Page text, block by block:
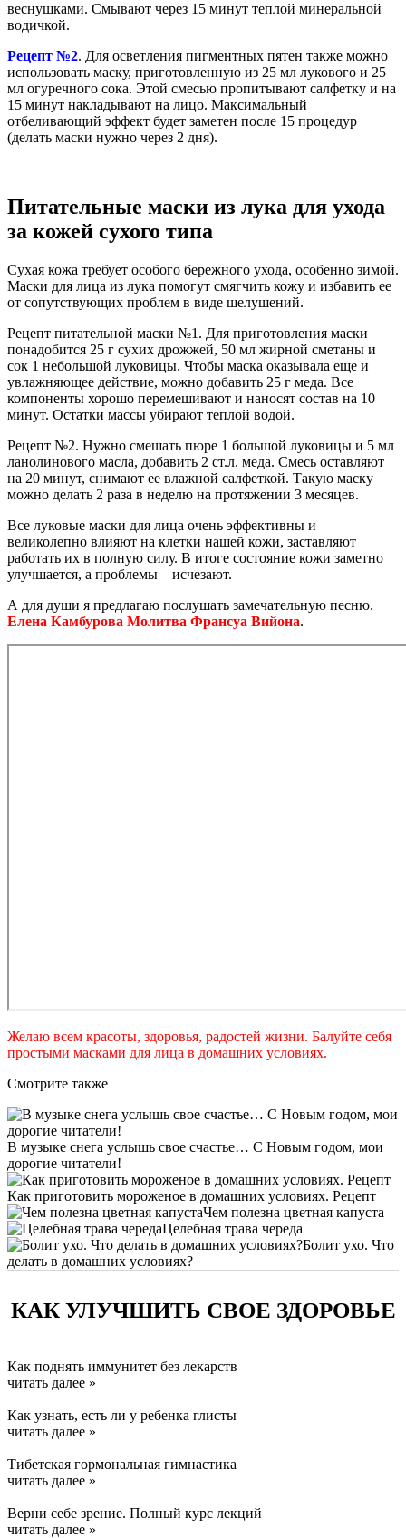
веснушками. Смывают через 15 минут теплой минеральной
водичкой.
Рецепт №2. Для осветления пигментных пятен также можно
использовать маску, приготовленную из 25 мл лукового и 25
мл огуречного сока. Этой смесью пропитывают салфетку и на
15 минут накладывают на лицо. Максимальный
отбеливающий эффект будет заметен после 15 процедур
(делать маски нужно через 2 дня).
Питательные маски из лука для ухода
за кожей сухого типа
Сухая кожа требует особого бережного ухода, особенно зимой.
Маски для лица из лука помогут смягчить кожу и избавить ее
от сопутствующих проблем в виде шелушений.
Рецепт питательной маски №1. Для приготовления маски
понадобится 25 г сухих дрожжей, 50 мл жирной сметаны и
сок 1 небольшой луковицы. Чтобы маска оказывала еще и
увлажняющее действие, можно добавить 25 г меда. Все
компоненты хорошо перемешивают и наносят состав на 10
минут. Остатки массы убирают теплой водой.
Рецепт №2. Нужно смешать пюре 1 большой луковицы и 5 мл
ланолинового масла, добавить 2 ст.л. меда. Смесь оставляют
на 20 минут, снимают ее влажной салфеткой. Такую маску
можно делать 2 раза в неделю на протяжении 3 месяцев.
Все луковые маски для лица очень эффективны и
великолепно влияют на клетки нашей кожи, заставляют
работать их в полную силу. В итоге состояние кожи заметно
улучшается, а проблемы – исчезают.
А для души я предлагаю послушать замечательную песню.
Елена Камбурова Молитва Франсуа Вийона.
Желаю всем красоты, здоровья, радостей жизни. Балуйте себя
простыми масками для лица в домашних условиях.
Смотрите также
В музыке снега услышь свое счастье… С Новым годом, мои
дорогие читатели!
Как приготовить мороженое в домашних условиях. Рецепт
Чем полезна цветная капуста
Целебная трава череда
Болит ухо. Что
делать в домашних условиях?
КАК УЛУЧШИТЬ СВОЕ ЗДОРОВЬЕ
Как поднять иммунитет без лекарств
читать далее »
Как узнать, есть ли у ребенка глисты
читать далее »
Тибетская гормональная гимнастика
читать далее »
Верни себе зрение. Полный курс лекций
читать далее »